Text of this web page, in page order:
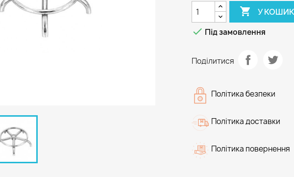
 У КОШИК
 Під замовлення
Поділитися
Політика безпеки
Політика доставки
Політика повернення